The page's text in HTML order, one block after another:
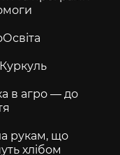
в агро — до
рукам, що
хлібом